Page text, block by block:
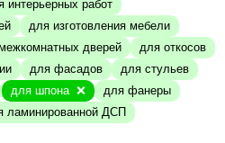
интерьерных работ
для изготовления мебели
дверей
для откосов
для фасадов
для стульев
для шпона
для фанеры
ламинированной ДСП